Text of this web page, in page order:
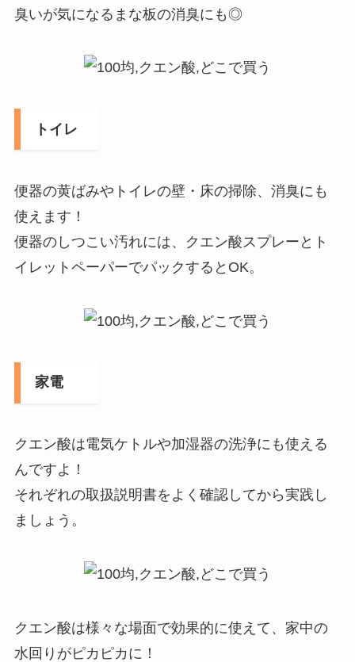
臭いが気になるまな板の消臭にも◎
トイレ
便器の黄ばみやトイレの壁・床の掃除、消臭にも
使えます！
便器のしつこい汚れには、クエン酸スプレーとト
イレットペーパーでパックするとOK。
家電
クエン酸は電気ケトルや加湿器の洗浄にも使える
んですよ！
それぞれの取扱説明書をよく確認してから実践し
ましょう。
クエン酸は様々な場面で効果的に使えて、家中の
水回りがピカピカに！